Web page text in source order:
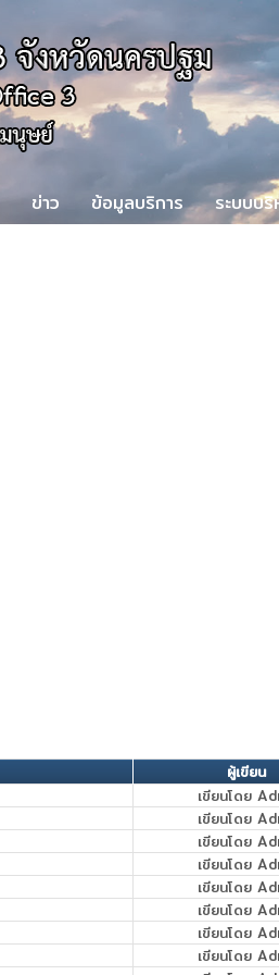
ข่าว ข้อมูลบริการ ระบบบริ
ผู้เขียน
เขียนโดย
เขียนโดย
เขียนโดย
เขียนโดย
เขียนโดย
เขียนโดย
เขียนโดย
เขียนโดย